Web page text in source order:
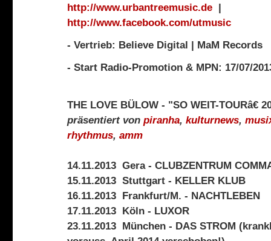
http://www.urbantreemusic.de |
http://www.facebook.com/utmusic
- Vertrieb: Believe Digital | MaM Records
- Start Radio-Promotion & MPN: 17/07/
THE LOVE BÜLOW - "SO WEIT-TOURâ€
präsentiert von piranha, kulturnews,
rhythmus, amm
14.11.2013 Gera - CLUBZENTRUM
15.11.2013 Stuttgart - KELLER KLUB
16.11.2013 Frankfurt/M. - NACHTLEBEN
17.11.2013 Köln - LUXOR
23.11.2013 München - DAS STROM